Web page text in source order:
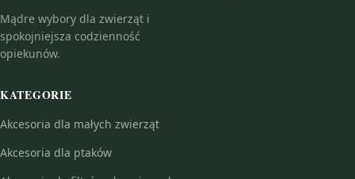
Mądre wybory dla zwierząt i
spokojniejsza codzienność
opiekunów.
KATEGORIE
Akcesoria dla małych zwierząt
Akcesoria dla ptaków